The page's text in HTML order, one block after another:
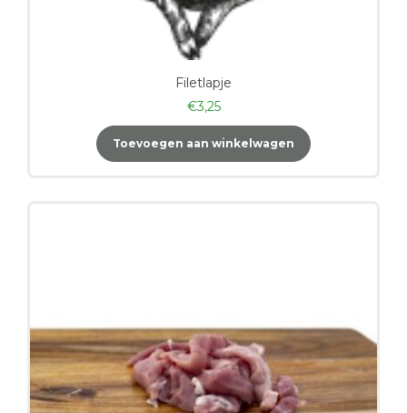
Filetlapje
€3,25
Toevoegen aan winkelwagen